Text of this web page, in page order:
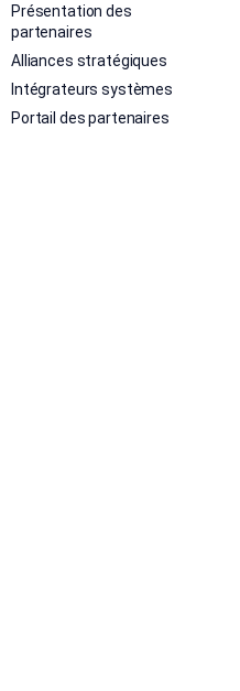
Présentation des
partenaires
Alliances stratégiques
Intégrateurs systèmes
Portail des partenaires